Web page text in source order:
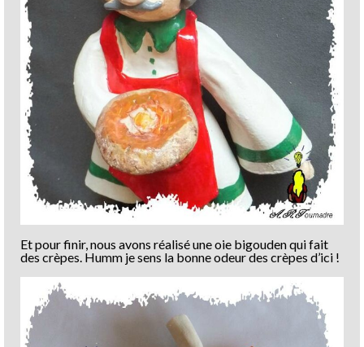
Et pour finir, nous avons réalisé une oie bigouden qui fait
des crèpes. Humm je sens la bonne odeur des crèpes d’ici !